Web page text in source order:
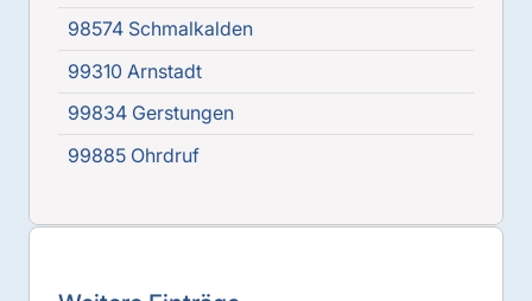
98574 Schmalkalden
99310 Arnstadt
99834 Gerstungen
99885 Ohrdruf